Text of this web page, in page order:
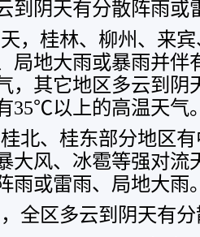
到阴天有分散阵雨或
，桂林、柳州、来
局地大雨或暴雨并伴
，其它地区多云到阴
35℃以上的高温天气
北、桂东部分地区
大风、冰雹等强对流
雨或雷雨、局地大雨
全区多云到阴天有